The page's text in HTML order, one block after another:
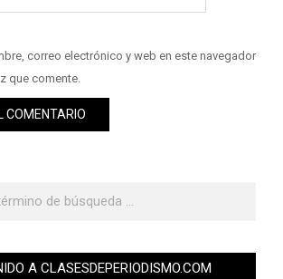
correo electrónico y web en este navegador
que comente.
A CLASESDEPERIODISMO.COM